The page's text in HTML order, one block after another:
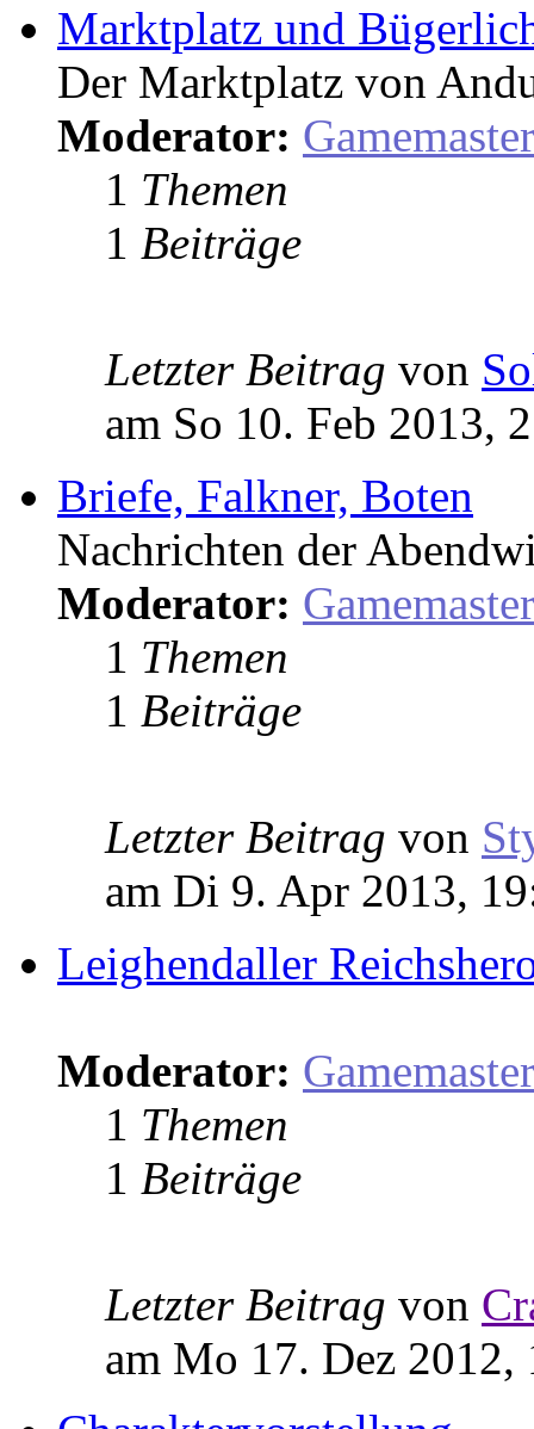
Marktplatz und
Der Marktplatz von
Moderator: Gamemaster
1 Themen
1 Beiträge
Letzter Beitrag von
am So 10. Feb 2013,
Briefe, Falkner, Boten
Nachrichten der
Moderator: Gamemaster
1 Themen
1 Beiträge
Letzter Beitrag von
am Di 9. Apr 2013,
Leighendaller
Moderator: Gamemaster
1 Themen
1 Beiträge
Letzter Beitrag von
am Mo 17. Dez 2012,